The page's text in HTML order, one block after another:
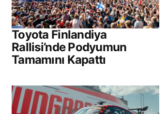
Toyota Finlandiya
Rallisi’nde Podyumun
Tamamını Kapattı